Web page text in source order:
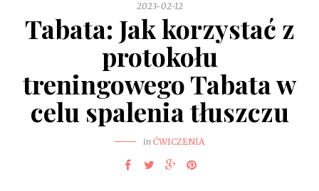
2023-02-12
Tabata: Jak korzystać z
protokołu
treningowego Tabata w
celu spalenia tłuszczu
in ĆWICZENIA